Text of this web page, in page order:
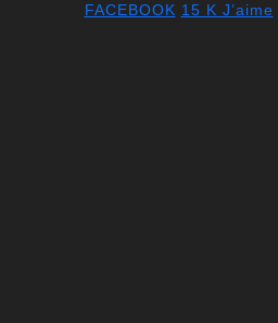
FACEBOOK 15 K J’aime